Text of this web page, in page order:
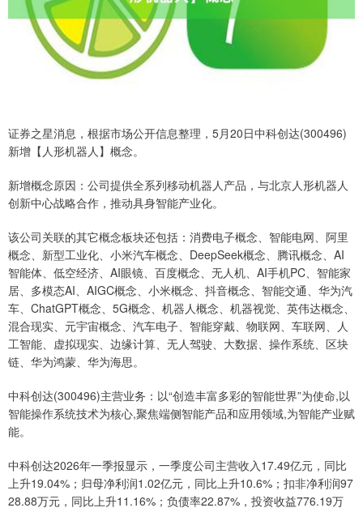
证券之星消息，根据市场公开信息整理，5月20日中科创达(300496)
新增【人形机器人】概念。
新增概念原因：公司提供全系列移动机器人产品，与北京人形机器人
创新中心战略合作，推动具身智能产业化。
该公司关联的其它概念板块还包括：消费电子概念、智能电网、阿里
概念、新型工业化、小米汽车概念、DeepSeek概念、腾讯概念、AI
智能体、低空经济、AI眼镜、百度概念、无人机、AI手机PC、智能家
居、多模态AI、AIGC概念、小米概念、抖音概念、智能交通、华为汽
车、ChatGPT概念、5G概念、机器人概念、机器视觉、英伟达概念、
混合现实、元宇宙概念、汽车电子、智能穿戴、物联网、车联网、人
工智能、虚拟现实、边缘计算、无人驾驶、大数据、操作系统、区块
链、华为鸿蒙、华为海思。
中科创达(300496)主营业务：以“创造丰富多彩的智能世界”为使命,以
智能操作系统技术为核心,聚焦端侧智能产品和应用领域,为智能产业赋
能。
中科创达2026年一季报显示，一季度公司主营收入17.49亿元，同比
上升19.04%；归母净利润1.02亿元，同比上升10.6%；扣非净利润97
28.88万元，同比上升11.16%；负债率22.87%，投资收益776.19万